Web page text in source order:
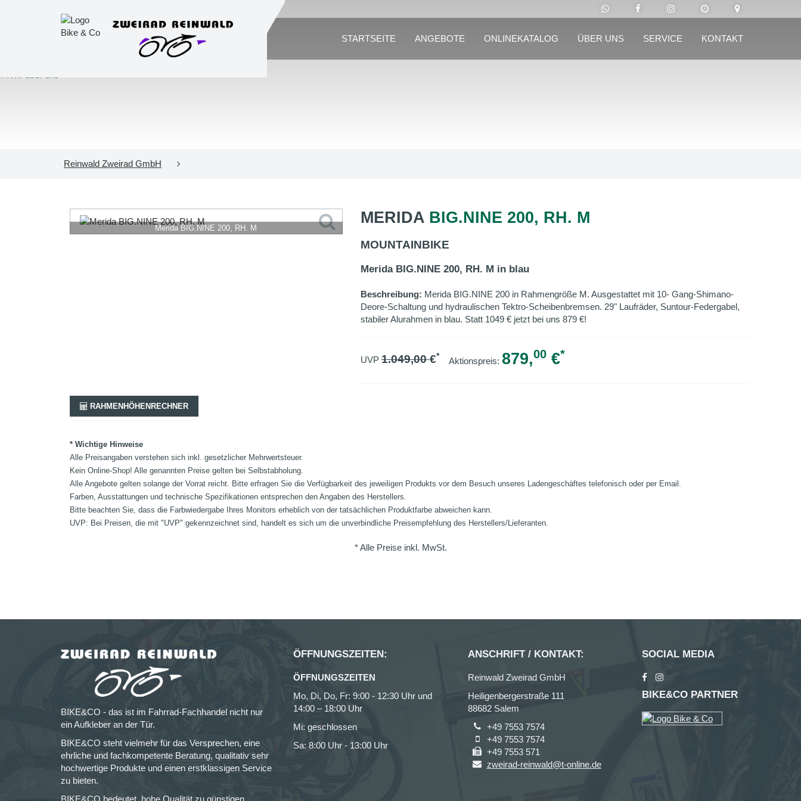
STARTSEITE ANGEBOTE ONLINEKATALOG ÜBER UNS SERVICE KONTAKT
Reinwald Zweirad GmbH
Merida BIG.NINE 200, RH. M
MERIDA BIG.NINE 200, RH. M
MOUNTAINBIKE
Merida BIG.NINE 200, RH. M in blau
Beschreibung: Merida BIG.NINE 200 in Rahmengröße M. Ausgestattet mit 10- Gang-Shimano-
Deore-Schaltung und hydraulischen Tektro-Scheibenbremsen. 29" Laufräder, Suntour-Federgabel,
stabiler Alurahmen in blau. Statt 1049 € jetzt bei uns 879 €!
UVP1.049,00€*
Aktionspreis: 879,00€*
RAHMENHÖHENRECHNER
* Wichtige Hinweise
Alle Preisangaben verstehen sich inkl. gesetzlicher Mehrwertsteuer.
Kein Online-Shop! Alle genannten Preise gelten bei Selbstabholung.
Alle Angebote gelten solange der Vorrat reicht. Bitte erfragen Sie die Verfügbarkeit des jeweiligen Produkts vor dem Besuch unseres Ladengeschäftes telefonisch oder per Email.
Farben, Ausstattungen und technische Spezifikationen entsprechen den Angaben des Herstellers.
Bitte beachten Sie, dass die Farbwiedergabe Ihres Monitors erheblich von der tatsächlichen Produktfarbe abweichen kann.
UVP: Bei Preisen, die mit "UVP" gekennzeichnet sind, handelt es sich um die unverbindliche Preisempfehlung des Herstellers/Lieferanten.
* Alle Preise inkl. MwSt.
BIKE&CO - das ist im Fahrrad-Fachhandel nicht nur
ein Aufkleber an der Tür.
BIKE&CO steht vielmehr für das Versprechen, eine
ehrliche und fachkompetente Beratung, qualitativ sehr
hochwertige Produkte und einen erstklassigen Service
zu bieten.
BIKE&CO bedeutet, hohe Qualität zu günstigen
ÖFFNUNGSZEITEN:
ÖFFNUNGSZEITEN
Mo, Di, Do, Fr: 9:00 - 12:30 Uhr und
14:00 – 18:00 Uhr
Mi: geschlossen
Sa: 8:00 Uhr - 13:00 Uhr
ANSCHRIFT / KONTAKT:
Reinwald Zweirad GmbH
Heiligenbergerstraße 111
88682 Salem
+49 7553 7574
+49 7553 7574
+49 7553 571
zweirad-reinwald@t-online.de
SOCIAL MEDIA
BIKE&CO PARTNER